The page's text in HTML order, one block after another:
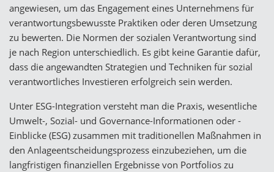
angewiesen, um das Engagement eines Unternehmens für
verantwortungsbewusste Praktiken oder deren Umsetzung
zu bewerten. Die Normen der sozialen Verantwortung sind
je nach Region unterschiedlich. Es gibt keine Garantie dafür,
dass die angewandten Strategien und Techniken für sozial
verantwortliches Investieren erfolgreich sein werden.
Unter ESG-Integration versteht man die Praxis, wesentliche
Umwelt-, Sozial- und Governance-Informationen oder -
Einblicke (ESG) zusammen mit traditionellen Maßnahmen in
den Anlageentscheidungsprozess einzubeziehen, um die
langfristigen finanziellen Ergebnisse von Portfolios zu